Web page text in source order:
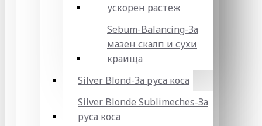
ускорен растеж
Sebum-Balancing-За
мазен скалп и сухи
краища
Silver Blond-За руса коса
Silver Blonde Sublіmeches-За
руса коса